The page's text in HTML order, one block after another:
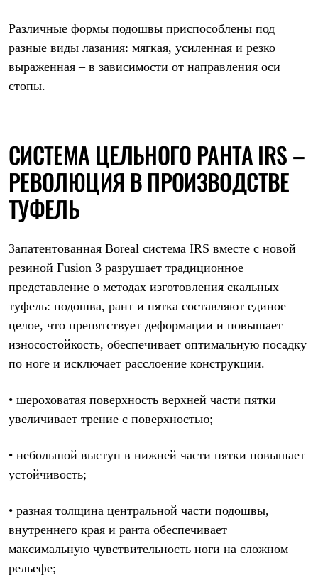
Балаклавы и маски
Кепки и бейсболки
Повязки
Шарфы
Панамы
Полезные аксессуары
Брелки
Ремни
Шевроны
Опушки
Термоковрики
В Арктику
Коллекции
PEAK
ЗА ПОЛЯРНЫМ КРУГОМ
TREK
BASK kids
CITY
BASK juno
Дневник капитана
Баск сегодня
История
Производство
Баск в вашем городе
Контроль качества
Сотрудничество
Дилерам
Корпоративным клиентам
Услуги
Различные формы подошвы приспособлены под
разные виды лазания: мягкая, усиленная и резко
выраженная – в зависимости от направления оси
стопы.
СИСТЕМА ЦЕЛЬНОГО РАНТА IRS –
РЕВОЛЮЦИЯ В ПРОИЗВОДСТВЕ
ТУФЕЛЬ
Запатентованная Boreal система IRS вместе с новой
резиной Fusion 3 разрушает традиционное
представление о методах изготовления скальных
туфель: подошва, рант и пятка составляют единое
целое, что препятствует деформации и повышает
износостойкость, обеспечивает оптимальную посадку
по ноге и исключает расслоение конструкции.
• шероховатая поверхность верхней части пятки
увеличивает трение с поверхностью;
• небольшой выступ в нижней части пятки повышает
устойчивость;
• разная толщина центральной части подошвы,
внутреннего края и ранта обеспечивает
максимальную чувствительность ноги на сложном
рельефе;